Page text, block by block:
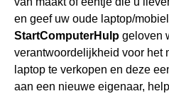
en geef uw oude laptop/
StartComputerHulp geloven
verantwoordelijkheid voor het
laptop te verkopen en deze
aan een nieuwe eigenaar,